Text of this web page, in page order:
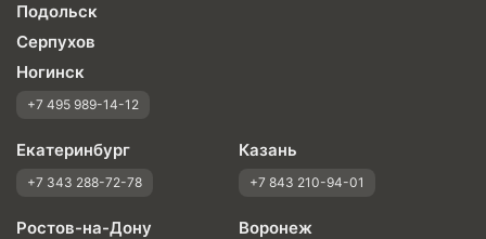
Подольск
Серпухов
Ногинск
+7 495 989-14-12
Екатеринбург
+7 343 288-72-78
Казань
+7 843 210-94-01
Ростов-на-Дону Воронеж